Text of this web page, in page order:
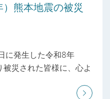
熊本地震の被災
に発生した令和8年
被災された皆様に、心よ